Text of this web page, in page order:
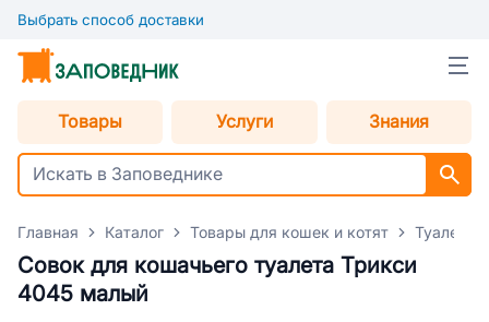
Выбрать способ доставки
Товары Услуги Знания
Главная Каталог Товары для кошек и котят Туалеты
Совок для кошачьего туалета Трикси
4045 малый